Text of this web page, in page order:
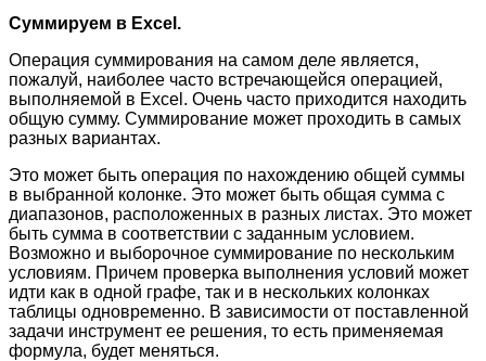
Суммируем в Excel.
Операция суммирования на самом деле является,
пожалуй, наиболее часто встречающейся операцией,
выполняемой в Excel. Очень часто приходится находить
общую сумму. Суммирование может проходить в самых
разных вариантах.
Это может быть операция по нахождению общей суммы
в выбранной колонке. Это может быть общая сумма с
диапазонов, расположенных в разных листах. Это может
быть сумма в соответствии с заданным условием.
Возможно и выборочное суммирование по нескольким
условиям. Причем проверка выполнения условий может
идти как в одной графе, так и в нескольких колонках
таблицы одновременно. В зависимости от поставленной
задачи инструмент ее решения, то есть применяемая
формула, будет меняться.